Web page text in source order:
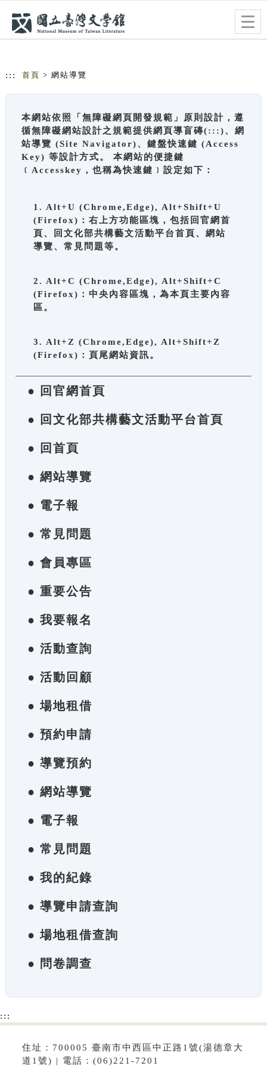
::: 首頁 > 網站導覽
本網站依照「無障礙網頁開發規範」原則設計，遵
循無障礙網站設計之規範提供網頁導盲磚(:::)、網
站導覽 (Site Navigator)、鍵盤快速鍵 (Access
Key) 等設計方式。 本網站的便捷鍵
﹝Accesskey，也稱為快速鍵﹞設定如下：
1. Alt+U (Chrome,Edge), Alt+Shift+U
(Firefox)：右上方功能區塊，包括回官網首
頁、回文化部共構藝文活動平台首頁、網站
導覽、常見問題等。
2. Alt+C (Chrome,Edge), Alt+Shift+C
(Firefox)：中央內容區塊，為本頁主要內容
區。
3. Alt+Z (Chrome,Edge), Alt+Shift+Z
(Firefox)：頁尾網站資訊。
● 回官網首頁
● 回文化部共構藝文活動平台首頁
● 回首頁
● 網站導覽
● 電子報
● 常見問題
● 會員專區
● 重要公告
● 我要報名
● 活動查詢
● 活動回顧
● 場地租借
● 預約申請
● 導覽預約
● 網站導覽
● 電子報
● 常見問題
● 我的紀錄
● 導覽申請查詢
● 場地租借查詢
● 問卷調查
:::
住址：700005 臺南市中西區中正路1號(湯德章大
道1號) | 電話：(06)221-7201